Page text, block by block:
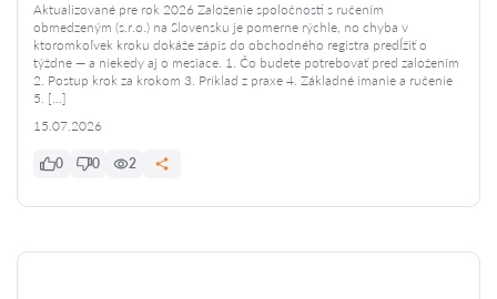
Aktualizované pre rok 2026 Založenie spoločnosti s ručením
obmedzeným (s.r.o.) na Slovensku je pomerne rýchle, no chyba v
ktoromkoľvek kroku dokáže zápis do obchodného registra predĺžiť o
týždne — a niekedy aj o mesiace. 1. Čo budete potrebovať pred založením
2. Postup krok za krokom 3. Príklad z praxe 4. Základné imanie a ručenie
5. […]
15.07.2026
0 0 2